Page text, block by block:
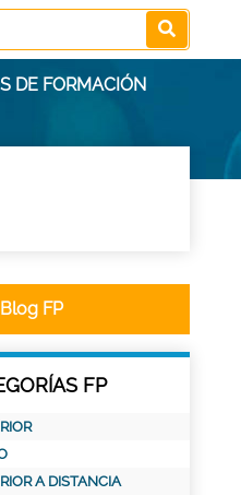
DE FORMACIÓN
Blog FP
FP
A DISTANCIA